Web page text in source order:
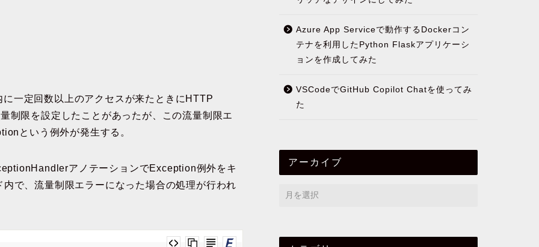
一定回数以上のアクセスが来たときにHTTP
制限を設定したことがあったが、この流量制限エ
という例外が発生する。
アノテーションでException例外をキ
で、流量制限エラーになった場合の処理が行われ
Azure App Serviceで動作するDockerコン
テナを利用したPython Flaskアプリケーシ
ョンを作成してみた
VSCodeでGitHub Copilot Chatを使ってみ
た
アーカイブ